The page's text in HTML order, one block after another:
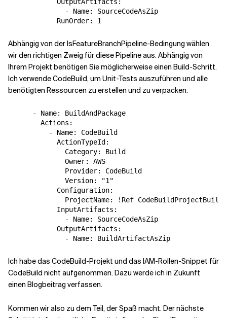
              - Name: SourceCodeAsZip
Abhängig von der IsFeatureBranchPipeline-Bedingung wählen
wir den richtigen Zweig für diese Pipeline aus. Abhängig von
Ihrem Projekt benötigen Sie möglicherweise einen Build-Schritt.
Ich verwende CodeBuild, um Unit-Tests auszuführen und alle
benötigten Ressourcen zu erstellen und zu verpacken.
      - Name: BuildAndPackage
        Actions:
          - Name: CodeBuild
            ActionTypeId:
              Category: Build
              Owner: AWS
              Provider: CodeBuild
              Version: "1"
            Configuration:
ProjectName: !Ref
            InputArtifacts:
              - Name: SourceCodeAsZip
            OutputArtifacts:
Ich habe das CodeBuild-Projekt und das IAM-Rollen-Snippet für
CodeBuild nicht aufgenommen. Dazu werde ich in Zukunft
einen Blogbeitrag verfassen.
Kommen wir also zu dem Teil, der Spaß macht. Der nächste